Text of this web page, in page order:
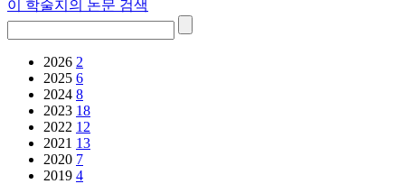
이 학술지의 논문 검색
2026 2
2025 6
2024 8
2023 18
2022 12
2021 13
2020 7
2019 4